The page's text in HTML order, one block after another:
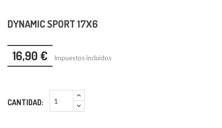
DYNAMIC SPORT 17X6
16,90 € Impuestos incluidos
CANTIDAD: